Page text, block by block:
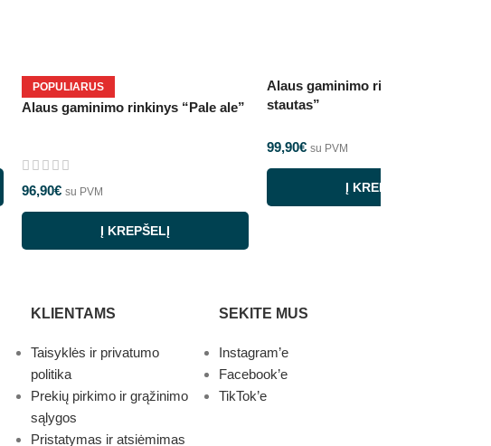
POPULIARUS
Alaus gaminimo rinkinys “Pale ale”
96,90€ su PVM
Į KREPŠELĮ
Alaus gaminimo rinkinys “Pieno
stautas”
99,90€ su PVM
Į KREPŠELĮ
KLIENTAMS
Taisyklės ir privatumo
politika
Prekių pirkimo ir grąžinimo
sąlygos
Pristatymas ir atsiėmimas
SEKITE MUS
Instagram’e
Facebook’e
TikTok’e